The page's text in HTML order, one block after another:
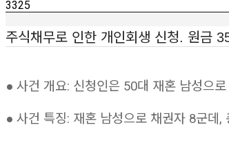
3325
주식채무로 인한 개인회생 신청. 원금
● 사건 개요: 신청인은 50대 재혼 남성으
● 사건 특징: 재혼 남성으로 채권자 8군데